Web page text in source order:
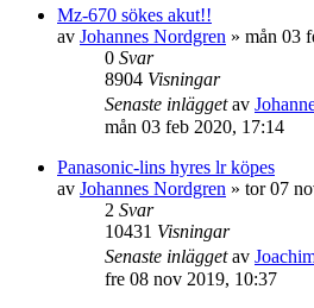
Mz-670 sökes akut!!
av Johannes Nordgren » mån 03
0 Svar
8904 Visningar
Senaste inläggetav
mån 03 feb 2020, 17:14
Panasonic-lins hyres lr köpes
av Johannes Nordgren » tor 07
2 Svar
10431 Visningar
Senaste inläggetav
fre 08 nov 2019, 10:37